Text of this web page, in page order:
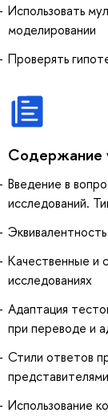
Использовать
моделировании
Проверять
Содержание
Введение в
исследований.
Качественные и
исследованиях
Адаптация
при переводе и
Стили ответов
Использование